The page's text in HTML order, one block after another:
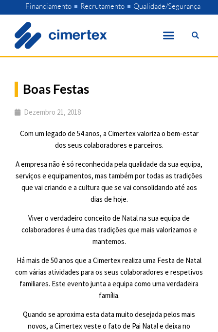
to
content
Financiamento Recrutamento Qualidade/Segurança
Boas Festas
Dezembro 21, 2018
Com um legado de 54 anos, a Cimertex valoriza o bem-estar
dos seus colaboradores e parceiros.
A empresa não é só reconhecida pela qualidade da sua equipa,
serviços e equipamentos, mas também por todas as tradições
que vai criando e a cultura que se vai consolidando até aos
dias de hoje.
Viver o verdadeiro conceito de Natal na sua equipa de
colaboradores é uma das tradições que mais valorizamos e
mantemos.
Há mais de 50 anos que a Cimertex realiza uma Festa de Natal
com várias atividades para os seus colaboradores e respetivos
familiares. Este evento junta a equipa como uma verdadeira
família.
Quando se aproxima esta data muito desejada pelos mais
novos, a Cimertex veste o fato de Pai Natal e deixa no